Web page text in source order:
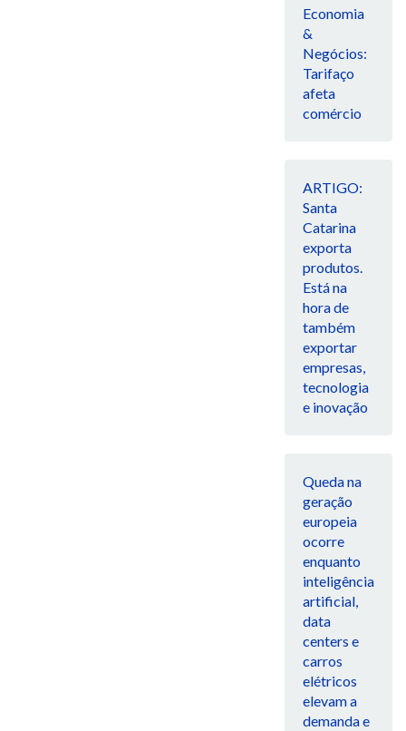
Economia
&
Negócios:
Tarifaço
afeta
comércio
ARTIGO:
Santa
Catarina
exporta
produtos.
Está na
hora de
também
exportar
empresas,
tecnologia
e inovação
Queda na
geração
europeia
ocorre
enquanto
inteligência
artificial,
data
centers e
carros
elétricos
elevam a
demanda e